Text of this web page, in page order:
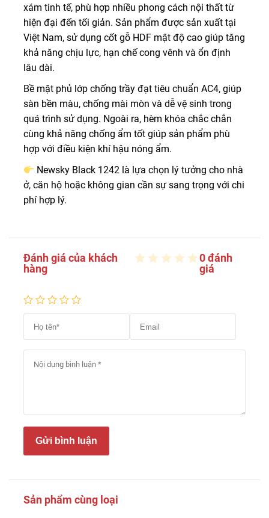
xám tinh tế, phù hợp nhiều phong cách nội thất từ
hiện đại đến tối giản. Sản phẩm được sản xuất tại
Việt Nam, sử dụng cốt gỗ HDF mật độ cao giúp tăng
khả năng chịu lực, hạn chế cong vênh và ổn định
lâu dài.
Bề mặt phủ lớp chống trầy đạt tiêu chuẩn AC4, giúp
sàn bền màu, chống mài mòn và dễ vệ sinh trong
quá trình sử dụng. Ngoài ra, hèm khóa chắc chắn
cùng khả năng chống ẩm tốt giúp sản phẩm phù
hợp với điều kiện khí hậu nóng ẩm.
Newsky Black 1242 là lựa chọn lý tưởng cho nhà
ở, căn hộ hoặc không gian cần sự sang trọng với chi
phí hợp lý.
Đánh giá của khách
hàng
0 đánh
giá
Gửi bình luận
Sản phẩm cùng loại